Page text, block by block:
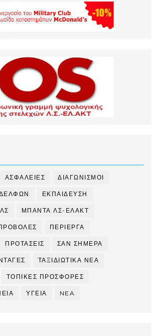
ΑΣΦΑΛΕΙΕΣ ΔΙΑΓΩΝΙΣΜΟΙ
ΕΚΠΑΙΔΕΥΣΗ
ΜΠΑΝΤΑ ΛΣ-ΕΛΑΚΤ
ΠΕΡΙΕΡΓΑ
ΠΡΟΤΑΣΕΙΣ ΣΑΝ ΣΗΜΕΡΑ
ΤΑΞΙΔΙΩΤΙΚΑ ΝΕΑ
ΤΟΠΙΚΕΣ ΠΡΟΣΦΟΡΕΣ
ΥΓΕΙΑ NEA